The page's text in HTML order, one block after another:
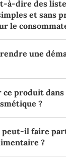
à-dire des
et sans
le
une
produit dans
?
il faire
?